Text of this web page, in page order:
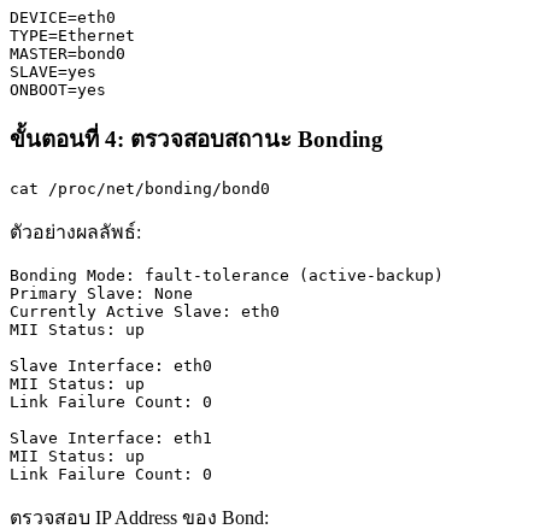
DEVICE=eth0
TYPE=Ethernet
MASTER=bond0
SLAVE=yes
ONBOOT=yes
ขั้นตอนที่ 4: ตรวจสอบสถานะ Bonding
cat /proc/net/bonding/bond0
ตัวอย่างผลลัพธ์:
Bonding Mode: fault-tolerance (active-backup)
Primary Slave: None
Currently Active Slave: eth0
MII Status: up
Slave Interface: eth0
MII Status: up
Link Failure Count: 0
Slave Interface: eth1
MII Status: up
Link Failure Count: 0
ตรวจสอบ IP Address ของ Bond: